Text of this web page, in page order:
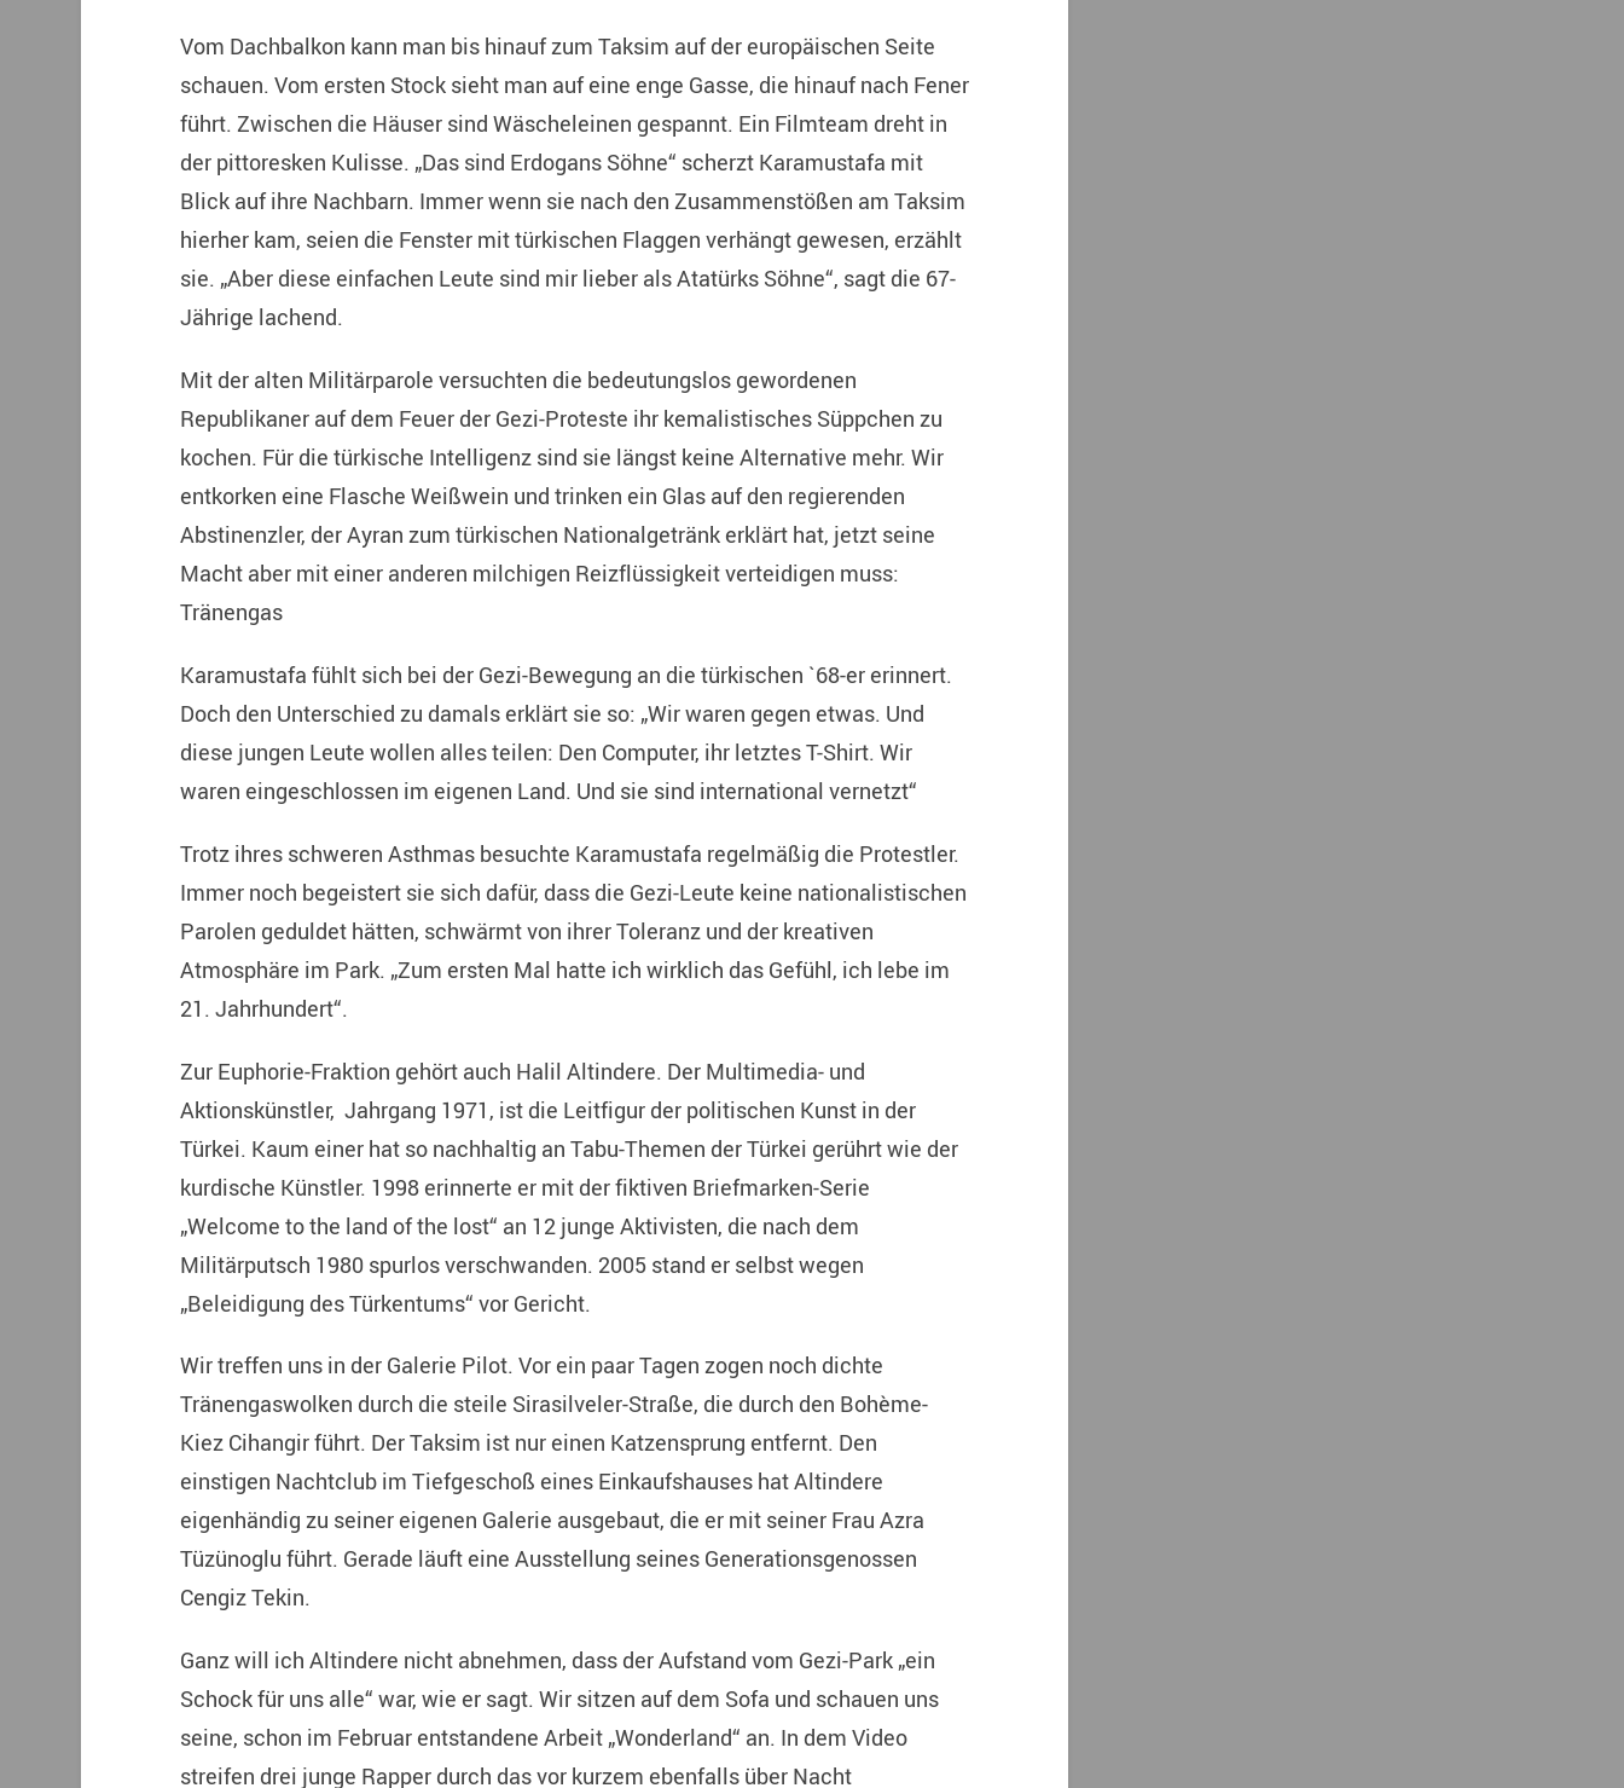
Vom Dachbalkon kann man bis hinauf zum Taksim auf der europäischen Seite
schauen. Vom ersten Stock sieht man auf eine enge Gasse, die hinauf nach Fener
führt. Zwischen die Häuser sind Wäscheleinen gespannt. Ein Filmteam dreht in
der pittoresken Kulisse. „Das sind Erdogans Söhne“ scherzt Karamustafa mit
Blick auf ihre Nachbarn. Immer wenn sie nach den Zusammenstößen am Taksim
hierher kam, seien die Fenster mit türkischen Flaggen verhängt gewesen, erzählt
sie. „Aber diese einfachen Leute sind mir lieber als Atatürks Söhne“, sagt die 67-
Jährige lachend.
Mit der alten Militärparole versuchten die bedeutungslos gewordenen
Republikaner auf dem Feuer der Gezi-Proteste ihr kemalistisches Süppchen zu
kochen. Für die türkische Intelligenz sind sie längst keine Alternative mehr. Wir
entkorken eine Flasche Weißwein und trinken ein Glas auf den regierenden
Abstinenzler, der Ayran zum türkischen Nationalgetränk erklärt hat, jetzt seine
Macht aber mit einer anderen milchigen Reizflüssigkeit verteidigen muss:
Tränengas
Karamustafa fühlt sich bei der Gezi-Bewegung an die türkischen `68-er erinnert.
Doch den Unterschied zu damals erklärt sie so: „Wir waren gegen etwas. Und
diese jungen Leute wollen alles teilen: Den Computer, ihr letztes T-Shirt. Wir
waren eingeschlossen im eigenen Land. Und sie sind international vernetzt“
Trotz ihres schweren Asthmas besuchte Karamustafa regelmäßig die Protestler.
Immer noch begeistert sie sich dafür, dass die Gezi-Leute keine nationalistischen
Parolen geduldet hätten, schwärmt von ihrer Toleranz und der kreativen
Atmosphäre im Park. „Zum ersten Mal hatte ich wirklich das Gefühl, ich lebe im
21. Jahrhundert“.
Zur Euphorie-Fraktion gehört auch Halil Altindere. Der Multimedia- und
Aktionskünstler, Jahrgang 1971, ist die Leitfigur der politischen Kunst in der
Türkei. Kaum einer hat so nachhaltig an Tabu-Themen der Türkei gerührt wie der
kurdische Künstler. 1998 erinnerte er mit der fiktiven Briefmarken-Serie
„Welcome to the land of the lost“ an 12 junge Aktivisten, die nach dem
Militärputsch 1980 spurlos verschwanden. 2005 stand er selbst wegen
„Beleidigung des Türkentums“ vor Gericht.
Wir treffen uns in der Galerie Pilot. Vor ein paar Tagen zogen noch dichte
Tränengaswolken durch die steile Sirasilveler-Straße, die durch den Bohème-
Kiez Cihangir führt. Der Taksim ist nur einen Katzensprung entfernt. Den
einstigen Nachtclub im Tiefgeschoß eines Einkaufshauses hat Altindere
eigenhändig zu seiner eigenen Galerie ausgebaut, die er mit seiner Frau Azra
Tüzünoglu führt. Gerade läuft eine Ausstellung seines Generationsgenossen
Cengiz Tekin.
Ganz will ich Altindere nicht abnehmen, dass der Aufstand vom Gezi-Park „ein
Schock für uns alle“ war, wie er sagt. Wir sitzen auf dem Sofa und schauen uns
seine, schon im Februar entstandene Arbeit „Wonderland“ an. In dem Video
streifen drei junge Rapper durch das vor kurzem ebenfalls über Nacht